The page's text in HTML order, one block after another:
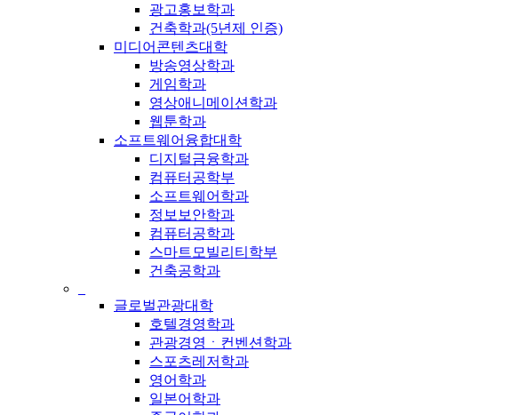
광고홍보학과
건축학과(5년제 인증)
미디어콘텐츠대학
방송영상학과
게임학과
영상애니메이션학과
웹툰학과
소프트웨어융합대학
디지털금융학과
컴퓨터공학부
소프트웨어학과
정보보안학과
컴퓨터공학과
스마트모빌리티학부
건축공학과
글로벌관광대학
호텔경영학과
관광경영ㆍ컨벤션학과
스포츠레저학과
영어학과
일본어학과